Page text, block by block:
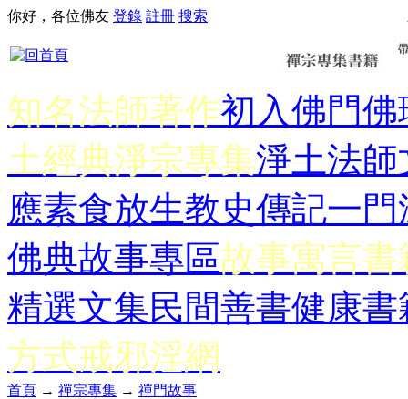
你好，各位佛友 登錄 註冊 搜索
知名法師著作初入佛門佛
土經典淨宗專集淨土法師
應素食放生教史傳記一門
佛典故事專區故事寓言書
精選文集民間善書健康書
方式戒邪淫網
首頁 → 禪宗專集 → 禪門故事